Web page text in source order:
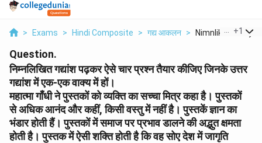
> Exams > Hindi Composite > गद्य आकलन > Nimnlikhit +1
Question.
निम्नलिखित गद्यांश पढ़कर ऐसे चार प्रश्न तैयार कीजिए जिनके उत्तर
गद्यांश में एक-एक वाक्य में हों।
महात्मा गाँधी ने पुस्तकों को व्यक्ति का सच्चा मित्र कहा है। पुस्तकों
से अधिक आनंद और कहीं, किसी वस्तु में नहीं है। पुस्तकें ज्ञान का
भंडार होती हैं। पुस्तकों में समाज पर प्रभाव डालने की अद्भुत क्षमता
होती है। पुस्तक में ऐसी शक्ति होती है कि वह सोए देश में जागृति